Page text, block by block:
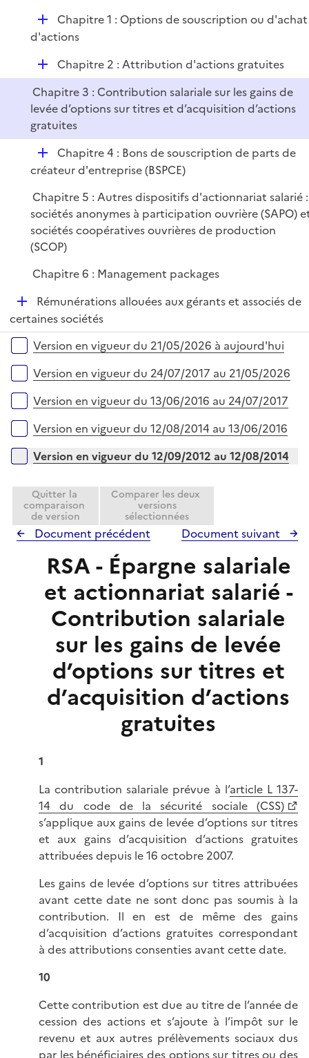
r
l
i
e
r
p
l
i
e
r
D
é
e
r
Chapitre 1 : Options de souscription ou d'achat
d'actions
D
é
p
l
i
Chapitre 2 : Attribution d'actions gratuites
Chapitre 3 : Contribution salariale sur les gains de
levée d’options sur titres et d’acquisition d’actions
gratuites
D
é
l
i
e
r
Chapitre 4 : Bons de souscription de parts de
créateur d'entreprise (BSPCE)
Chapitre 5 : Autres dispositifs d'actionnariat salarié :
sociétés anonymes à participation ouvrière (SAPO)
sociétés coopératives ouvrières de production
(SCOP)
Chapitre 6 : Management packages
D
é
p
e
r
Rémunérations allouées aux gérants et associés de
certaines sociétés
Versions sur la période
Version en vigueur du 21/05/2026 à aujourd'hui
Version en vigueur du 24/07/2017 au 21/05/2026
Version en vigueur du 13/06/2016 au 24/07/2017
Version en vigueur du 12/08/2014 au 13/06/2016
Version en vigueur du 12/09/2012 au 12/08/2014
Quitter la
comparaison
de version
Comparer les deux
versions
sélectionnées
Document précédent Document suivant
RSA - Épargne salariale
et actionnariat salarié -
Contribution salariale
sur les gains de levée
d’options sur titres et
d’acquisition d’actions
gratuites
1
La contribution salariale prévue à l’article L 137-
14 du code de la sécurité sociale (CSS)
s’applique aux gains de levée d’options sur titres
et aux gains d’acquisition d’actions gratuites
attribuées depuis le 16 octobre 2007.
Les gains de levée d’options sur titres attribuées
avant cette date ne sont donc pas soumis à la
contribution. Il en est de même des gains
d’acquisition d’actions gratuites correspondant
à des attributions consenties avant cette date.
10
Cette contribution est due au titre de l’année de
cession des actions et s’ajoute à l’impôt sur le
revenu et aux autres prélèvements sociaux dus